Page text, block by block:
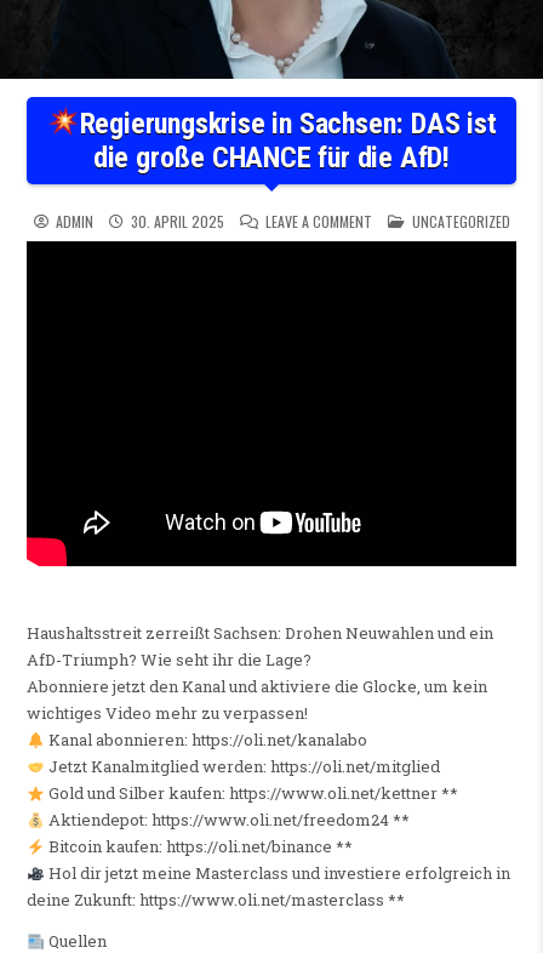
Regierungskrise in Sachsen: DAS ist
die große CHANCE für die AfD!
ADMIN 30. APRIL 2025 LEAVE A COMMENTONREGIERUNGSKRISE IN
POSTED IN
UNCATEGORIZED
Haushaltsstreit zerreißt Sachsen: Drohen Neuwahlen und ein
AfD-Triumph? Wie seht ihr die Lage?
Abonniere jetzt den Kanal und aktiviere die Glocke, um kein
wichtiges Video mehr zu verpassen!
Kanal abonnieren: https://oli.net/kanalabo
Jetzt Kanalmitglied werden: https://oli.net/mitglied
Gold und Silber kaufen: https://www.oli.net/kettner **
Aktiendepot: https://www.oli.net/freedom24 **
Bitcoin kaufen: https://oli.net/binance **
Hol dir jetzt meine Masterclass und investiere erfolgreich in
deine Zukunft: https://www.oli.net/masterclass **
Quellen